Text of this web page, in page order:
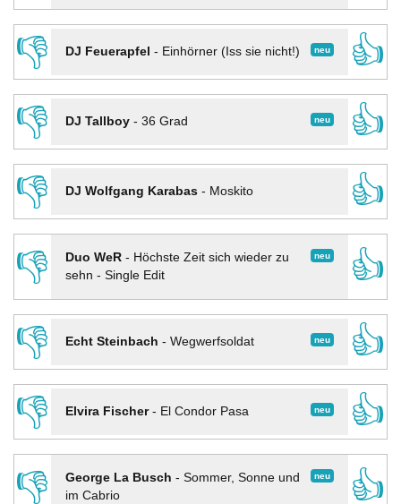
👎
neu
DJ Feuerapfel - Einhörner (Iss sie nicht!)
👍
👎
neu
DJ Tallboy- 36 Grad
👍
👎
DJ Wolfgang Karabas- Moskito
👍
👎
neu
Duo WeR- Höchste Zeit sich wieder zu
sehn - Single Edit
👍
👎
neu
Echt Steinbach - Wegwerfsoldat
👍
👎
neu
Elvira Fischer- El Condor Pasa
👍
👎
neu
George La Busch - Sommer, Sonne und
im Cabrio
👍